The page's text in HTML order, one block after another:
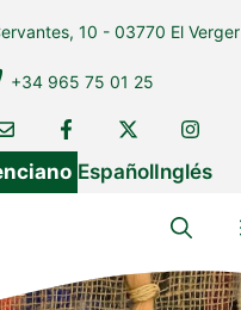
10 - 03770 El Verger
+34 965 75 01 25
EspañolInglés